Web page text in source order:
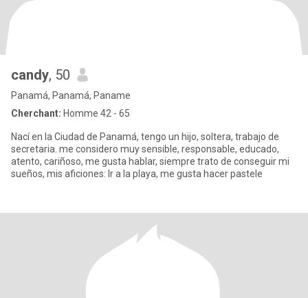
candy, 50
Panamá, Panamá, Paname
Cherchant: Homme 42 - 65
Nací en la Ciudad de Panamá, tengo un hijo, soltera, trabajo de
secretaria. me considero muy sensible, responsable, educado,
atento, cariñoso, me gusta hablar, siempre trato de conseguir mi
sueños, mis aficiones: Ir a la playa, me gusta hacer pastele